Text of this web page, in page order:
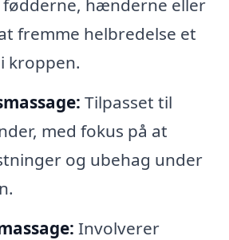
hænderne eller
fremme helbredelse et
kroppen.
Tilpasset til
med fokus på at
og ubehag under
Involverer